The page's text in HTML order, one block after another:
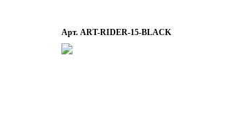
Арт. ART-RIDER-15-BLACK